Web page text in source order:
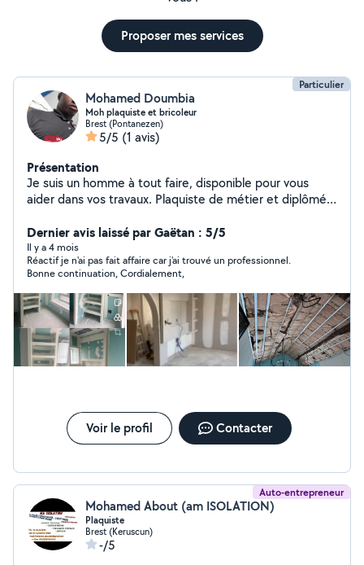
Proposer mes services
Particulier
Mohamed Doumbia
Moh plaquiste et bricoleur
Brest (Pontanezen)
5/5 (1 avis)
Présentation
Je suis un homme à tout faire, disponible pour vous
aider dans vos travaux. Plaquiste de métier et diplômé
la création de cloisons, les faux plafonds, l'isolation et
les petits travaux de rénovation et démolition . Je peux
aussi réaliser du bricolage, montage de meubles,
petites réparations et divers travaux. Travail sérieux et
soigné. N'hésitez pas à me contacter
Dernier avis laissé par Gaëtan : 5/5
Il y a 4 mois
Réactif je n'ai pas fait affaire car j'ai trouvé un professionnel.
Bonne continuation, Cordialement,
Voir le profil Contacter
Auto-entrepreneur
Mohamed About (am ISOLATION)
Plaquiste
Brest (Keruscun)
-/5